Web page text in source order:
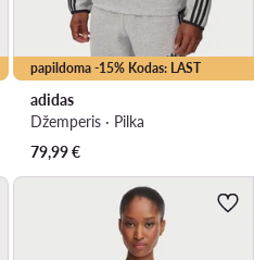
papildoma -15% Kodas: LAST
adidas
Džemperis · Pilka
79,99€